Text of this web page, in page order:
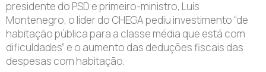
presidente do PSD e primeiro-ministro, Luís
Montenegro, o líder do CHEGA pediu investimento “de
habitação pública para a classe média que está com
dificuldades” e o aumento das deduções fiscais das
despesas com habitação.